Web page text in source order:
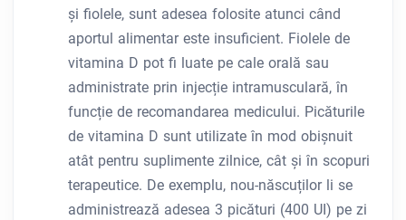
și fiolele, sunt adesea folosite atunci când
aportul alimentar este insuficient. Fiolele de
vitamina D pot fi luate pe cale orală sau
administrate prin injecție intramusculară, în
funcție de recomandarea medicului. Picăturile
de vitamina D sunt utilizate în mod obișnuit
atât pentru suplimente zilnice, cât și în scopuri
terapeutice. De exemplu, nou-născuților li se
administrează adesea 3 picături (400 UI) pe zi